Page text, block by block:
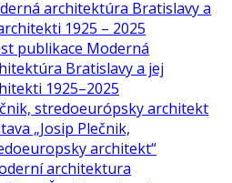
architektúra Bratislavy a
1925 – 2025
publikace Moderná
Bratislavy a jej
1925–2025
stredoeurópsky architekt
„Josip Plečnik,
architekt“
architektura